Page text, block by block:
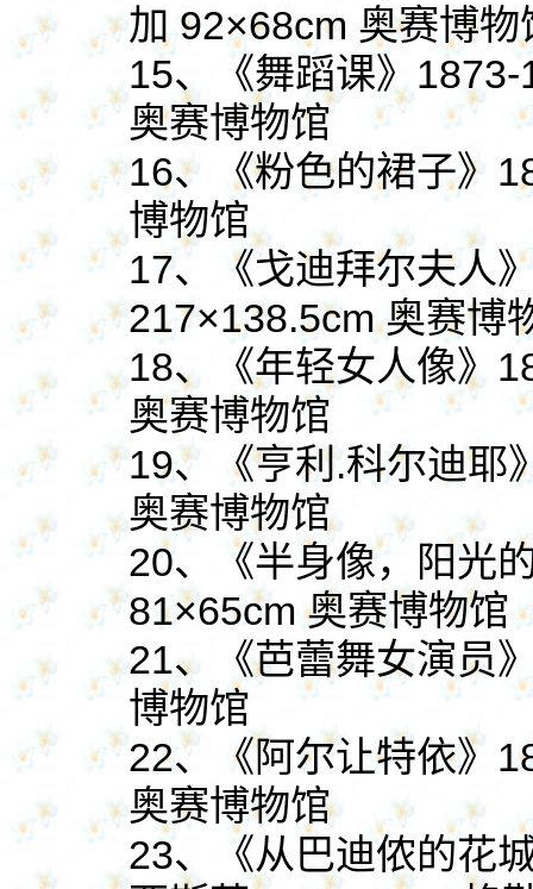
加 92×68cm 奥赛博物
15、
《舞蹈课》 1873-
奥赛博物馆
16、
《粉色的裙子》
博物馆
17、
《戈迪拜尔夫人
217×138.5cm 奥赛博
18、
《年轻女人像》
奥赛博物馆
19、
《亨利.科尔迪耶
奥赛博物馆
20、
《半身像，阳光
81×65cm 奥赛博物馆
21、
《芭蕾舞女演员
博物馆
22、
《阿尔让特依》
奥赛博物馆
23、
《从巴迪侬的花